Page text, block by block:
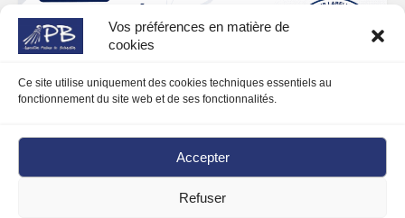
Vos préférences en matière de
cookies
Ce site utilise uniquement des cookies techniques essentiels au
fonctionnement du site web et de ses fonctionnalités.
Accepter
Refuser